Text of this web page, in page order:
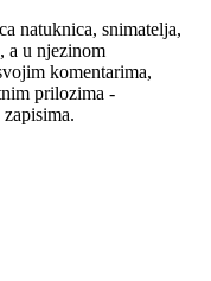
natuknica, snimatelja,
a u njezinom
komentarima,
prilozima -